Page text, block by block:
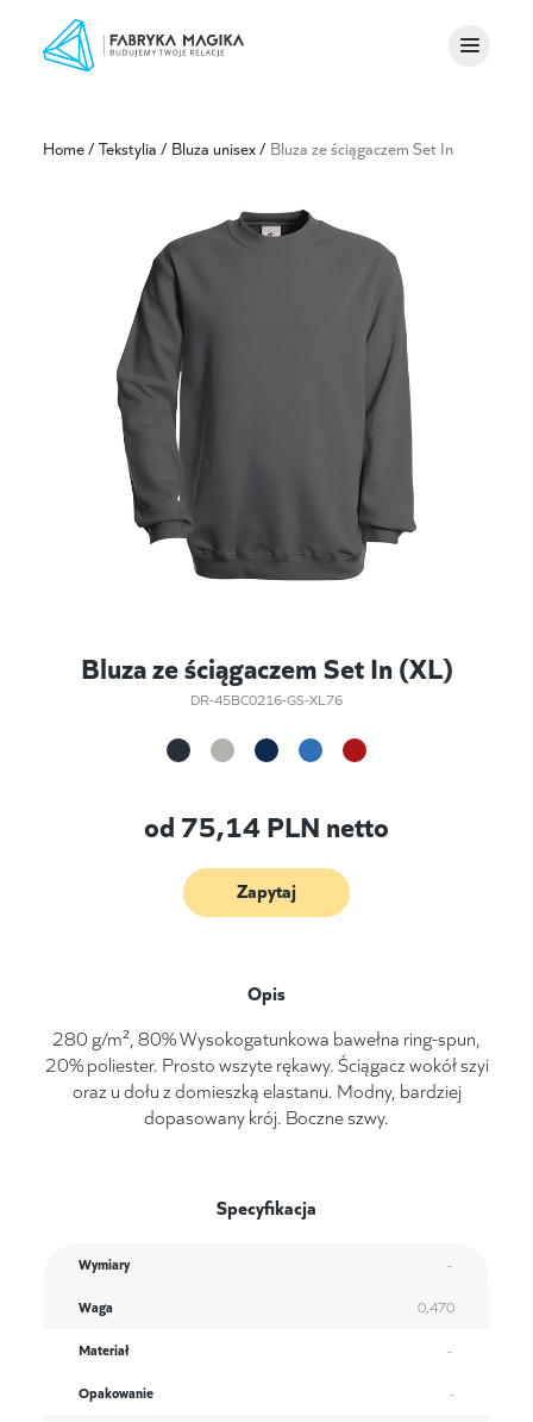
Home/Tekstylia / Bluza unisex/ Bluza ze ściągaczem Set In
Bluza ze ściągaczem Set In (XL)
DR-45BC0216-GS-XL76
od 75,14 PLN netto
Zapytaj
Opis
280 g/m², 80% Wysokogatunkowa bawełna ring-spun,
20% poliester. Prosto wszyte rękawy. Ściągacz wokół szyi
oraz u dołu z domieszką elastanu. Modny, bardziej
dopasowany krój. Boczne szwy.
Specyfikacja
Wymiary -
Waga 0,470
Materiał -
Opakowanie -